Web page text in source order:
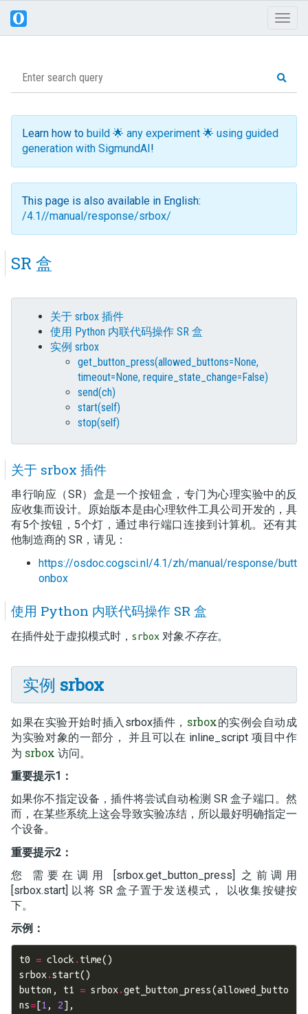
Learn how to build 🌟 any experiment 🌟 using guided
generation with SigmundAI!
This page is also available in English:
/4.1//manual/response/srbox/
SR 盒
关于 srbox 插件
使用 Python 内联代码操作 SR 盒
实例 srbox
get_button_press(allowed_buttons=None,
timeout=None, require_state_change=False)
send(ch)
start(self)
stop(self)
关于 srbox 插件
串行响应（SR）盒是一个按钮盒，专门为心理实验中的反
应收集而设计。原始版本是由心理软件工具公司开发的，具
有5个按钮，5个灯，通过串行端口连接到计算机。还有其
他制造商的 SR，请见：
https://osdoc.cogsci.nl/4.1/zh/manual/response/butt
onbox
使用 Python 内联代码操作 SR 盒
在插件处于虚拟模式时， srbox 对象不存在。
实例 srbox
如果在实验开始时插入srbox插件， srbox的实例会自动成
为实验对象的一部分， 并且可以在 inline_script 项目中作
为 srbox 访问。
重要提示1：
如果你不指定设备，插件将尝试自动检测 SR 盒子端口。然
而，在某些系统上这会导致实验冻结，所以最好明确指定一
个设备。
重要提示2：
您 需要在调用 [srbox.get_button_press] 之前调用
[srbox.start] 以将 SR 盒子置于发送模式， 以收集按键按
下。
示例：
t0 = clock .time()
srbox.start()
button , t1 = srbox.get_button_press(allowed_butto
ns=[1 , 2],